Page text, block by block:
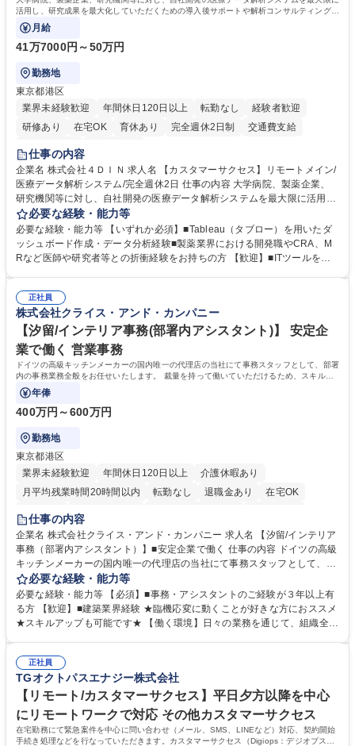
活用し、研究成果を最大化していただくための導入後サポートや解析コンサルティング、
活用アドバイス業務等をお任せします。
月給
41万7000円～50万円
勤務地
東京都港区
業界未経験歓迎
年間休日120日以上 転勤なし
経験者歓迎
研修あり
在宅OK 育休あり 完全週休2日制
交通費支給
駅近5分以内
仕事の内容
企業名 株式会社４ＤＩＮ 求人名 【カスタマーサクセス】リモートメイン/
医療データ解析システム/完全週休2日 仕事の内容 大学病院、製薬企業、
研究機関等に対し、自社開発の医療データ解析システムを最大限に活用
し、研究成果を最大化していただくための導入後サポートや解析コンサル
ティング、活用アドバイス業務等をお任せします。 ■活用コンサルティン
グ：疾患再発率の調査や薬剤効果の可視化等の目的に合わせ、プラットフ
ォーム上で可能な解析手法を提案 ■オンボーディング：ツールの操作説明
療現場のDX化を推進するやりがいがあります。【業務内容の変更範囲】
当社の指定する業務 募集職種 【カスタマーサクセス】リモートメイン/医
療データ解析システム/完全週休2日
必要な経験・能力等
必要な経験・能力等 【いずれか必須】■Tableau（タブロー）を用いたダ
ッシュボード作成・データ分析経験■製薬業界における開発職やCRA、M
Rなど医師や研究者等との折衝経験をお持ちの方 【歓迎】■ITツールを用
ート体制を構築しています。 【採用背景】導入先が急増しており、専任の
カスタマーサクセス組織を強化するための増員採用です。営業担当からの
丁寧なOJTがあり、医療データ解析の専門知識をキャッチアップできる環
境です。社会貢献性の高い分野で専門性を磨きたい方を歓迎します。 学
歴・資格 学歴：大学院 大学 高専 短大 専修学校 高校 語学力： 資格：
正社員
株式会社クライス・アンド・カンパニー
【汐留/インテリア事務(部署内アシスタント)】 安定企
業で働く 営業事務
ドイツの高級キッチンメーカーの国内唯一の代理店の当社にて事務スタッフとして、部署
内の事務業務全般をお任せいたします。 裁量を持って働いていただけるため、スキルア
ップも可能です。
年俸
400万円～600万円
勤務地
東京都港区
業界未経験歓迎
年間休日120日以上
介護休暇あり
月平均残業時間20時間以内
転勤なし 退職金あり
在宅OK
育休あり
完全週休2日制
駅近5分以内
土日祝休み
仕事の内容
企業名 株式会社クライス・アンド・カンパニー 求人名 【汐留/インテリア
事務（部署内アシスタント）】■安定企業で働く 仕事の内容 ドイツの高級
キッチンメーカーの国内唯一の代理店の当社にて事務スタッフとして、部
署内の事務業務全般をお任せいたします。 裁量を持って働いていただける
ため、スキルアップも可能です。 【部署内の事務業務全般】 ■サンプルの
仕分け・整理 ■電話応対 ■書類作成（会議資料、お客様宛請求書、支払書
類を取りまとめて経理へ提出等） ■ショールームアテンド・運営・予約業
インテリア事務（部署内アシスタント）】■安定企業で働く
必要な経験・能力等
必要な経験・能力等 【必須】■事務・アシスタントのご経験が３年以上有
る方 【歓迎】■建築業界経験 ★臨機応変に動くことが好きな方におススメ
★スキルアップも可能です★ 【働く環境】日々の業務を通じて、組織全体
ームとの協力や新しいアイデアを活かす場もあり、やりがいを感じながら
働けます。 【歓迎】 ■インテリアの業界のご経験が有る方■PCの作業に慣
れている方 学歴・資格 学歴：大学院 大学 高専 短大 専修学校 語学力： 資
格：
正社員
TGオクトパスエナジー株式会社
【リモート/カスタマーサクセス】平日夕方以降を中心
にリモートワークで対応 その他カスタマーサクセス
在宅勤務にて緊急案件を中心に問い合わせ（メール、SMS、LINEなど）対応、契約開始
手続き処理などを行なっていただきます。カスタマーサクセス（Digiops：デジオプス）